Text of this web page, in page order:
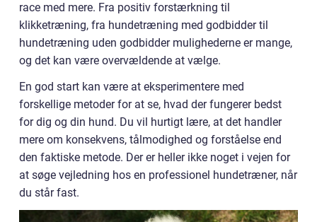
race med mere. Fra positiv forstærkning til
klikketræning, fra hundetræning med godbidder til
hundetræning uden godbidder mulighederne er mange,
og det kan være overvældende at vælge.
En god start kan være at eksperimentere med
forskellige metoder for at se, hvad der fungerer bedst
for dig og din hund. Du vil hurtigt lære, at det handler
mere om konsekvens, tålmodighed og forståelse end
den faktiske metode. Der er heller ikke noget i vejen for
at søge vejledning hos en professionel hundetræner, når
du står fast.